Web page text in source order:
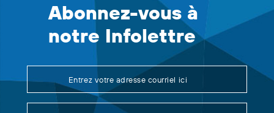
Abonnez-vous à
notre Infolettre